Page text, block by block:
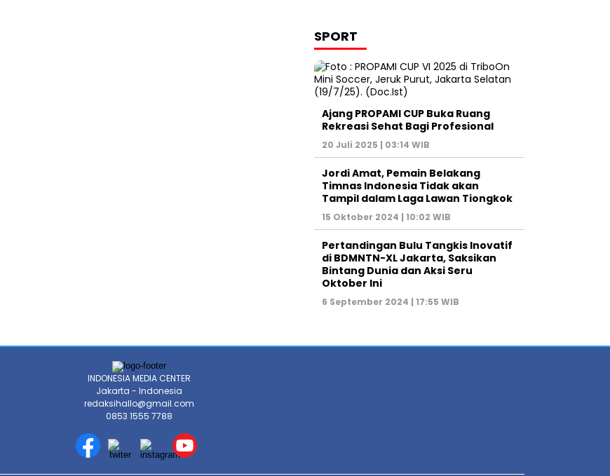
SPORT
Ajang PROPAMI CUP Buka Ruang
Rekreasi Sehat Bagi Profesional
20 Juli 2025 | 03:14 WIB
Jordi Amat, Pemain Belakang
Timnas Indonesia Tidak akan
Tampil dalam Laga Lawan Tiongkok
15 Oktober 2024 | 10:02 WIB
Pertandingan Bulu Tangkis Inovatif
di BDMNTN-XL Jakarta, Saksikan
Bintang Dunia dan Aksi Seru
Oktober Ini
6 September 2024 | 17:55 WIB
INDONESIA MEDIA CENTER
Jakarta - Indonesia
redaksihallo@gmail.com
0853 1555 7788